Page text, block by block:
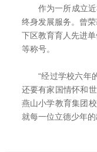
作为一所成立近3
终身发展服务。曾
下区教育育人先进
等称号。
“经过学校六年的
还要有家国情怀和
燕山小学教育集团
就每一位立德少年